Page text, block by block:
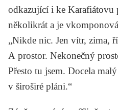
odkazující i ke Karafiátovu
několikrát a je
„Nikde nic. Jen vítr, zima,
A prostor. Nekonečný
Přesto tu jsem. Docela
v široširé pláni.“